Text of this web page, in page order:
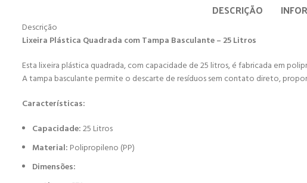
DESCRIÇÃO
Descrição
Lixeira Plástica Quadrada com Tampa Basculante – 25 Litros
Esta lixeira plástica quadrada, com capacidade de 25 litros, é fabricada em
A tampa basculante permite o descarte de resíduos sem contato direto,
Características:
Capacidade:25 Litros
Material: Polipropileno (PP)
Dimensões: